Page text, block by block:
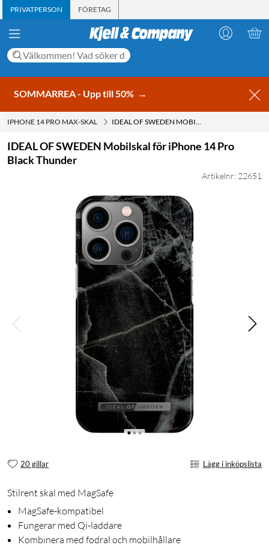
PRIVATPERSON FÖRETAG
SOMMARREA - Upp till 50% →
IPHONE 14 PRO MAX-SKAL IDEAL OF SWEDEN MOBILSKAL FÖR IPHONE 14 PRO BLACK THUNDER
IDEAL OF SWEDEN Mobilskal för iPhone 14 Pro
Black Thunder
Artikelnr: 22651
20 gillar Lägg i inköpslista
Stilrent skal med MagSafe
MagSafe-kompatibel
Fungerar med Qi-laddare
Kombinera med fodral och mobilhållare